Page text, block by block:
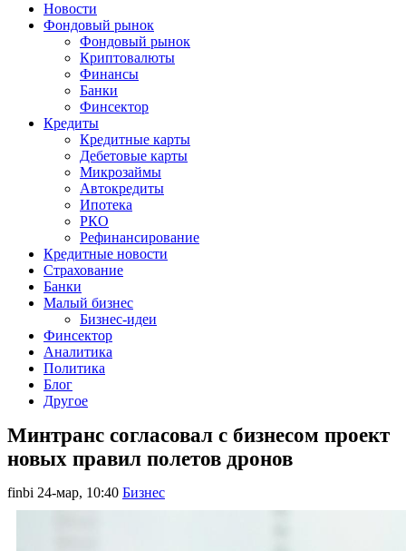
Новости
Фондовый рынок
Фондовый рынок
Криптовалюты
Финансы
Банки
Финсектор
Кредиты
Кредитные карты
Дебетовые карты
Микрозаймы
Автокредиты
Ипотека
РКО
Рефинансирование
Кредитные новости
Страхование
Банки
Малый бизнес
Бизнес-идеи
Финсектор
Аналитика
Политика
Блог
Другое
Минтранс согласовал с бизнесом проект
новых правил полетов дронов
finbi 24-мар, 10:40 Бизнес